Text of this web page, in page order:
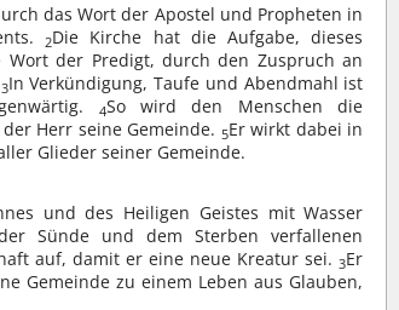
das Wort der Apostel und Propheten in
2Die Kirche hat die Aufgabe, dieses
der Predigt, durch den Zuspruch an
3In Verkündigung, Taufe und Abendmahl ist
4So wird den Menschen die
Herr seine Gemeinde. 5Er wirkt dabei in
Glieder seiner Gemeinde.
und des Heiligen Geistes mit Wasser
Sünde und dem Sterben verfallenen
auf, damit er eine neue Kreatur sei.3Er
Gemeinde zu einem Leben aus Glauben,